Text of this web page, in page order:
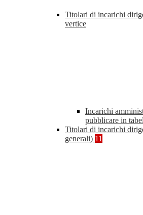
Titolari di incarichi
vertice
Incarichi
pubblicare in
Titolari di incarichi
generali) 11